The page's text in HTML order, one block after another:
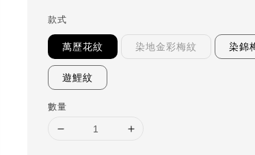
款式
萬歷花紋 染地金彩梅紋 染錦
遊鯉紋
數量